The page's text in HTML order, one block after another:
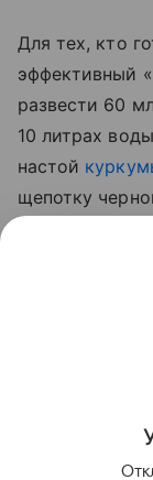
Для тех, кто
эффективный
развести 60
10 литрах
настой
щепотку
опрыскивают